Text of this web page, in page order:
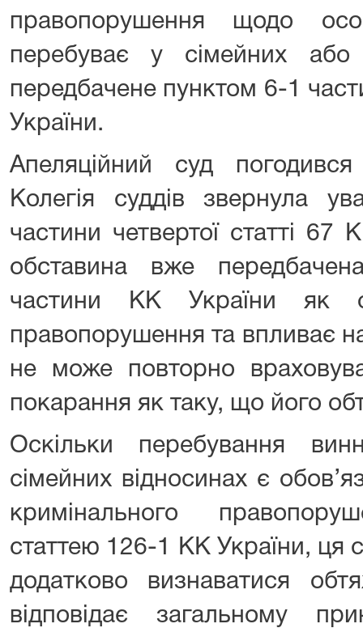
правопорушення щодо
перебуває у сімейних або
передбачене пунктом 6-1
України.
Апеляційний суд
Колегія суддів звернула
частини четвертої статті
обставина вже
частини КК України як
правопорушення та впливає
не може повторно
покарання як таку, що його
Оскільки перебування
сімейних відносинах є
кримінального
статтею 126-1 КК України, ця
додатково визнаватися
відповідає загальному